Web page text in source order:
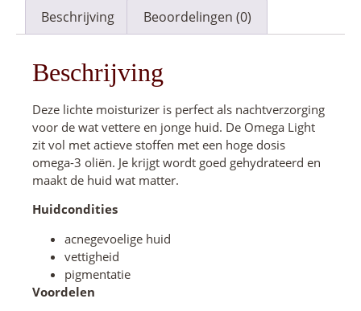
Beschrijving Beoordelingen (0)
Beschrijving
Deze lichte moisturizer is perfect als nachtverzorging
voor de wat vettere en jonge huid. De Omega Light
zit vol met actieve stoffen met een hoge dosis
omega-3 oliën. Je krijgt wordt goed gehydrateerd en
maakt de huid wat matter.
Huidcondities
acnegevoelige huid
vettigheid
pigmentatie
Voordelen